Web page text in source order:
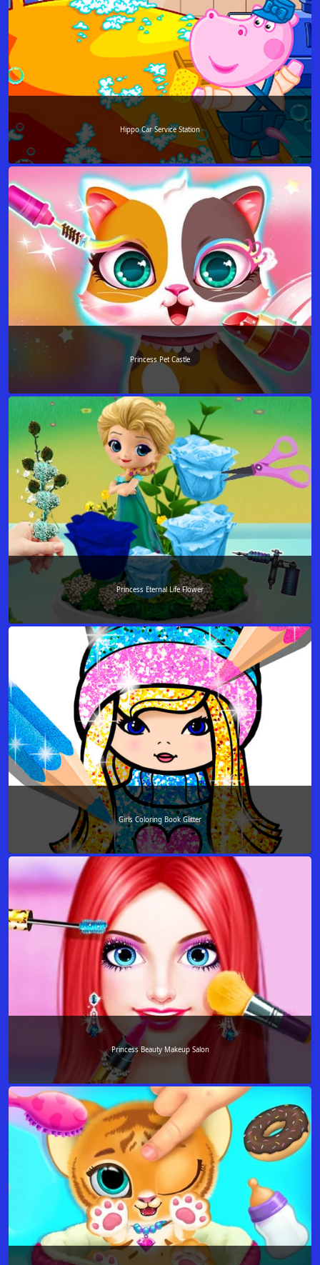
Hippo Car Service Station
Princess Pet Castle
Princess Eternal Life Flower
Girls Coloring Book Glitter
Princess Beauty Makeup Salon